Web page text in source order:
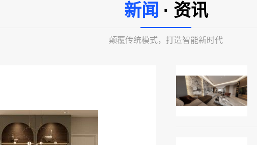
新闻 · 资讯
颠覆传统模式，打造智能新时代